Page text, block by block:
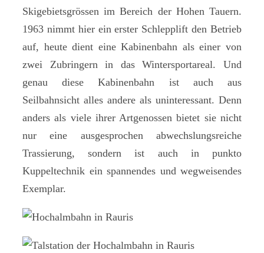
Skigebietsgrössen im Bereich der Hohen Tauern.
1963 nimmt hier ein erster Schlepplift den Betrieb
auf, heute dient eine Kabinenbahn als einer von
zwei Zubringern in das Wintersportareal. Und
genau diese Kabinenbahn ist auch aus
Seilbahnsicht alles andere als uninteressant. Denn
anders als viele ihrer Artgenossen bietet sie nicht
nur eine ausgesprochen abwechslungsreiche
Trassierung, sondern ist auch in punkto
Kuppeltechnik ein spannendes und wegweisendes
Exemplar.